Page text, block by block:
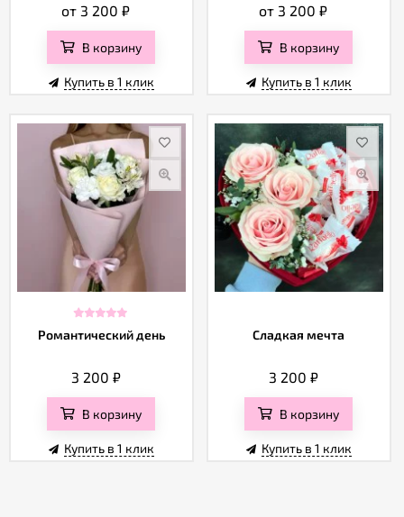
от 3 200₽
В корзину
Купить в 1 клик
от 3 200₽
В корзину
Купить в 1 клик
Романтический день
3 200 ₽
В корзину
Купить в 1 клик
Сладкая мечта
3 200 ₽
В корзину
Купить в 1 клик